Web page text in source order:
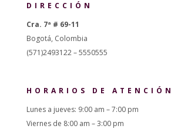
DIRECCIÓN
Cra. 7ª # 69-11
Bogotá, Colombia
(571)2493122 – 5550555
HORARIOS DE ATENCIÓN
Lunes a jueves: 9:00 am – 7:00 pm
Viernes de 8:00 am – 3:00 pm